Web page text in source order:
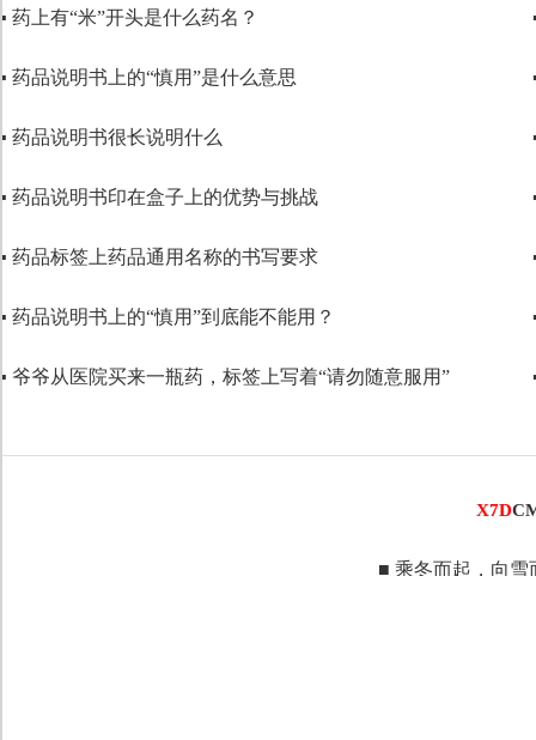
▪ 药上有“米”开头是什么药名？
▪ 药品说明书上的“慎用”是什么意思
▪ 药品说明书很长说明什么
▪ 药品说明书印在盒子上的优势与挑战
▪ 药品标签上药品通用名称的书写要求
▪ 药品说明书上的“慎用”到底能不能用？
▪ 爷爷从医院买来一瓶药，标签上写着“请勿随意服用”
X7D
■ 乘冬而起，向雪而